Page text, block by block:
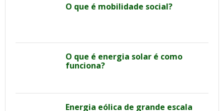
O que é mobilidade social?
O que é energia solar é como
funciona?
Energia eólica de grande escala